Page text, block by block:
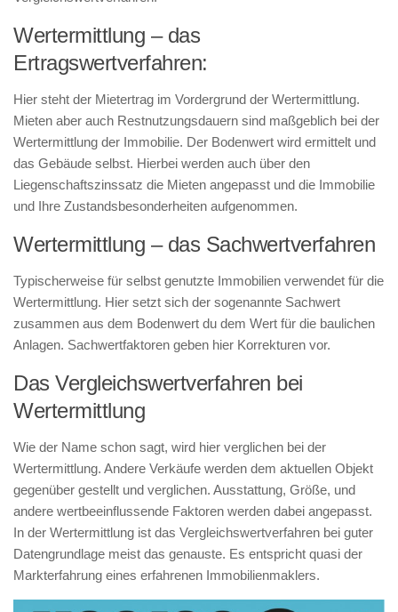
Wertermittlung – das
Ertragswertverfahren:
Hier steht der Mietertrag im Vordergrund der Wertermittlung.
Mieten aber auch Restnutzungsdauern sind maßgeblich bei der
Wertermittlung der Immobilie. Der Bodenwert wird ermittelt und
das Gebäude selbst. Hierbei werden auch über den
Liegenschaftszinssatz die Mieten angepasst und die Immobilie
und Ihre Zustandsbesonderheiten aufgenommen.
Wertermittlung – das Sachwertverfahren
Typischerweise für selbst genutzte Immobilien verwendet für die
Wertermittlung. Hier setzt sich der sogenannte Sachwert
zusammen aus dem Bodenwert du dem Wert für die baulichen
Anlagen. Sachwertfaktoren geben hier Korrekturen vor.
Das Vergleichswertverfahren bei
Wertermittlung
Wie der Name schon sagt, wird hier verglichen bei der
Wertermittlung. Andere Verkäufe werden dem aktuellen Objekt
gegenüber gestellt und verglichen. Ausstattung, Größe, und
andere wertbeeinflussende Faktoren werden dabei angepasst.
In der Wertermittlung ist das Vergleichswertverfahren bei guter
Datengrundlage meist das genauste. Es entspricht quasi der
Markterfahrung eines erfahrenen Immobilienmaklers.